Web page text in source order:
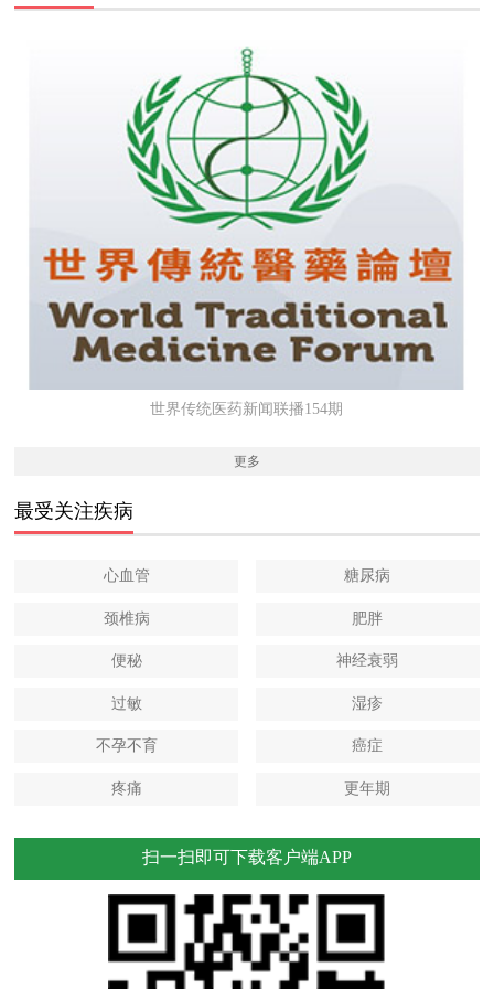
世界传统医药新闻联播154期
更多
最受关注疾病
心血管 糖尿病
颈椎病 肥胖
便秘 神经衰弱
过敏 湿疹
不孕不育 癌症
疼痛 更年期
扫一扫即可下载客户端APP